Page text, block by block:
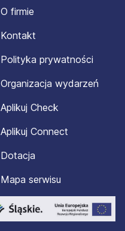
O firmie
Kontakt
Polityka prywatności
Organizacja wydarzeń
Aplikuj Check
Aplikuj Connect
Dotacja
Mapa serwisu